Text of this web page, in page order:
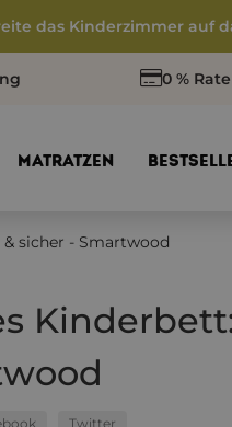
das Kinderzimmer auf
0 %
MATRATZEN
sicher - Smartwood
Twitter